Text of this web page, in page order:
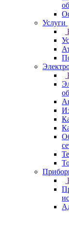
Услуги